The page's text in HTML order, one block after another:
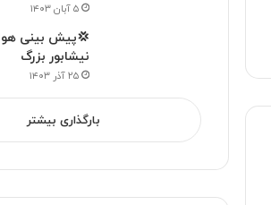
۵ آبان ۱۴۰۳
💢پیش بینی
نیشابور بزرگ
۲۵ آذر ۱۴۰۳
بارگذاری بیشتر